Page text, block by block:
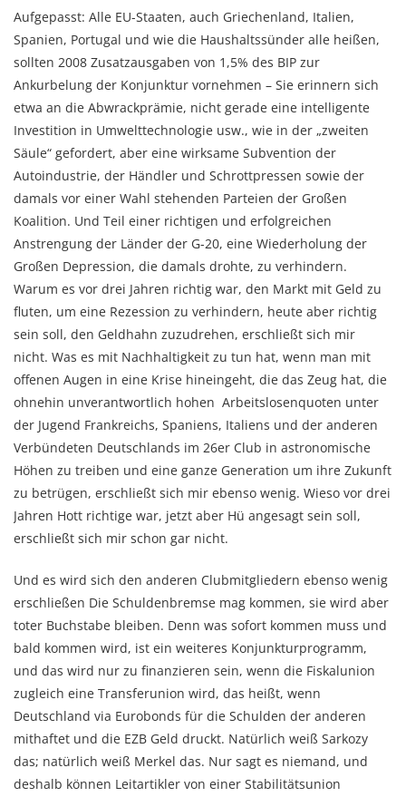
Aufgepasst: Alle EU-Staaten, auch Griechenland, Italien,
Spanien, Portugal und wie die Haushaltssünder alle heißen,
sollten 2008 Zusatzausgaben von 1,5% des BIP zur
Ankurbelung der Konjunktur vornehmen – Sie erinnern sich
etwa an die Abwrackprämie, nicht gerade eine intelligente
Investition in Umwelttechnologie usw., wie in der „zweiten
Säule“ gefordert, aber eine wirksame Subvention der
Autoindustrie, der Händler und Schrottpressen sowie der
damals vor einer Wahl stehenden Parteien der Großen
Koalition. Und Teil einer richtigen und erfolgreichen
Anstrengung der Länder der G-20, eine Wiederholung der
Großen Depression, die damals drohte, zu verhindern.
Warum es vor drei Jahren richtig war, den Markt mit Geld zu
fluten, um eine Rezession zu verhindern, heute aber richtig
sein soll, den Geldhahn zuzudrehen, erschließt sich mir
nicht. Was es mit Nachhaltigkeit zu tun hat, wenn man mit
offenen Augen in eine Krise hineingeht, die das Zeug hat, die
ohnehin unverantwortlich hohen Arbeitslosenquoten unter
der Jugend Frankreichs, Spaniens, Italiens und der anderen
Verbündeten Deutschlands im 26er Club in astronomische
Höhen zu treiben und eine ganze Generation um ihre Zukunft
zu betrügen, erschließt sich mir ebenso wenig. Wieso vor drei
Jahren Hott richtige war, jetzt aber Hü angesagt sein soll,
erschließt sich mir schon gar nicht.
Und es wird sich den anderen Clubmitgliedern ebenso wenig
erschließen Die Schuldenbremse mag kommen, sie wird aber
toter Buchstabe bleiben. Denn was sofort kommen muss und
bald kommen wird, ist ein weiteres Konjunkturprogramm,
und das wird nur zu finanzieren sein, wenn die Fiskalunion
zugleich eine Transferunion wird, das heißt, wenn
Deutschland via Eurobonds für die Schulden der anderen
mithaftet und die EZB Geld druckt. Natürlich weiß Sarkozy
das; natürlich weiß Merkel das. Nur sagt es niemand, und
deshalb können Leitartikler von einer Stabilitätsunion